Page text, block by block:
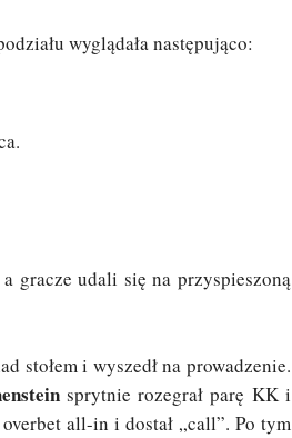
wyglądała następująco:
gracze udali się na przyspieszoną
stołem i wyszedł na prowadzenie.
sprytnie rozegrał parę KK i
all-in i dostał „call”. Po tym